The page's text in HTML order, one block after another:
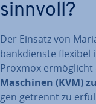
sinnvoll?
Der Einsatz von
bank­diens­te flexibel
Proxmox er­mög­licht
Maschinen (KVM)
gen getrennt zu